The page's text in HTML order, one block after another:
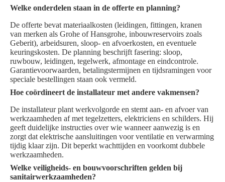
Welke onderdelen staan in de offerte en planning?
De offerte bevat materiaalkosten (leidingen, fittingen, kranen
van merken als Grohe of Hansgrohe, inbouwreservoirs zoals
Geberit), arbeidsuren, sloop- en afvoerkosten, en eventuele
keuringskosten. De planning beschrijft fasering: sloop,
ruwbouw, leidingen, tegelwerk, afmontage en eindcontrole.
Garantievoorwaarden, betalingstermijnen en tijdsramingen voor
speciale bestellingen staan ook vermeld.
Hoe coördineert de installateur met andere vakmensen?
De installateur plant werkvolgorde en stemt aan- en afvoer van
werkzaamheden af met tegelzetters, elektriciens en schilders. Hij
geeft duidelijke instructies over wie wanneer aanwezig is en
zorgt dat elektrische aansluitingen voor ventilatie en verwarming
tijdig klaar zijn. Dit beperkt wachttijden en voorkomt dubbele
werkzaamheden.
Welke veiligheids- en bouwvoorschriften gelden bij
sanitairwerkzaamheden?